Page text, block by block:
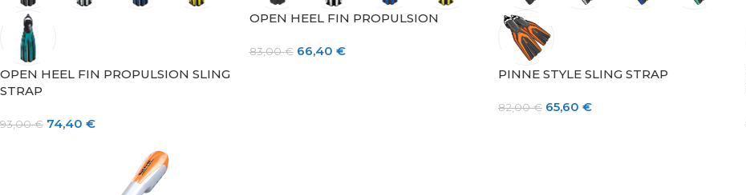
OPEN HEEL FIN PROPULSION SLING
STRAP
93,00€ 74,40 €
OPEN HEEL FIN PROPULSION
83,00€ 66,40 €
PINNE STYLE SLING STRAP
82,00€ 65,60 €